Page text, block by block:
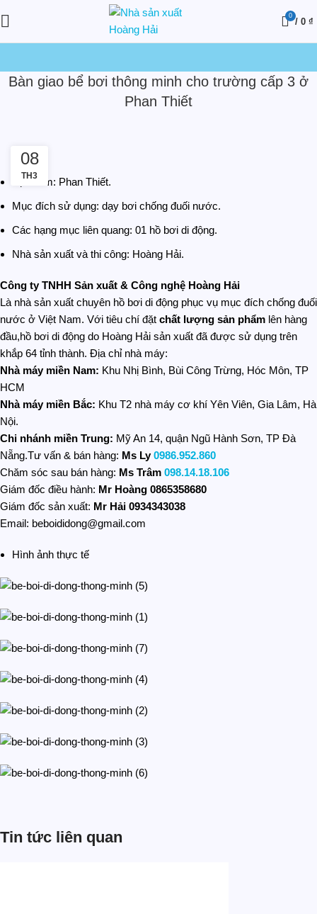
0
/ 0 ₫
Bàn giao bể bơi thông minh cho trường cấp 3 ở
Phan Thiết
08
TH3
Địa điểm: Phan Thiết.
Mục đích sử dụng: dạy bơi chống đuối nước.
Các hạng mục liên quang: 01 hồ bơi di động.
Nhà sản xuất và thi công: Hoàng Hải.
Công ty TNHH Sản xuất & Công nghệ Hoàng Hải
Là nhà sản xuất chuyên hồ bơi di động phục vụ mục đích chống đuối
nước ở Việt Nam. Với tiêu chí đặt chất lượng sản phẩm lên hàng
đầu,hồ bơi di động do Hoàng Hải sản xuất đã được sử dụng trên
khắp 64 tỉnh thành. Địa chỉ nhà máy:
Nhà máy miền Nam: Khu Nhị Bình, Bùi Công Trừng, Hóc Môn, TP
HCM
Nhà máy miền Bắc: Khu T2 nhà máy cơ khí Yên Viên, Gia Lâm, Hà
Nội.
Chi nhánh miền Trung: Mỹ An 14, quận Ngũ Hành Sơn, TP Đà
Nẵng.Tư vấn & bán hàng: Ms Ly0986.952.860
Chăm sóc sau bán hàng: Ms Trâm 098.14.18.106
Giám đốc điều hành: Mr Hoàng 0865358680
Giám đốc sản xuất: Mr Hải 0934343038
Email: beboididong@gmail.com
Hình ảnh thực tế
Tin tức liên quan